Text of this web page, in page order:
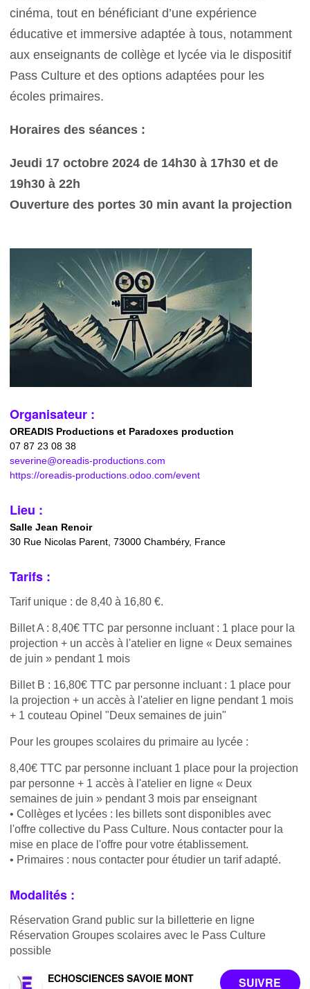
cinéma, tout en bénéficiant d’une expérience
éducative et immersive adaptée à tous, notamment
aux enseignants de collège et lycée via le dispositif
Pass Culture et des options adaptées pour les
écoles primaires.
Horaires des séances :
Jeudi 17 octobre 2024 de 14h30 à 17h30 et de
19h30 à 22h
Ouverture des portes 30 min avant la projection
Organisateur :
OREADIS Productions et Paradoxes production
07 87 23 08 38
severine@oreadis-productions.com
https://oreadis-productions.odoo.com/event
Lieu :
Salle Jean Renoir
30 Rue Nicolas Parent, 73000 Chambéry, France
Tarifs :
Tarif unique : de 8,40 à 16,80 €.
Billet A : 8,40€ TTC par personne incluant : 1 place pour la
projection + un accès à l'atelier en ligne « Deux semaines
de juin » pendant 1 mois
Billet B : 16,80€ TTC par personne incluant : 1 place pour
la projection + un accès à l'atelier en ligne pendant 1 mois
+ 1 couteau Opinel "Deux semaines de juin"
Pour les groupes scolaires du primaire au lycée :
8,40€ TTC par personne incluant 1 place pour la projection
par personne + 1 accès à l'atelier en ligne « Deux
semaines de juin » pendant 3 mois par enseignant
• Collèges et lycées : les billets sont disponibles avec
l'offre collective du Pass Culture. Nous contacter pour la
mise en place de l'offre pour votre établissement.
• Primaires : nous contacter pour étudier un tarif adapté.
Modalités :
Réservation Grand public sur la billetterie en ligne
Réservation Groupes scolaires avec le Pass Culture
possible
ECHOSCIENCES SAVOIE MONT